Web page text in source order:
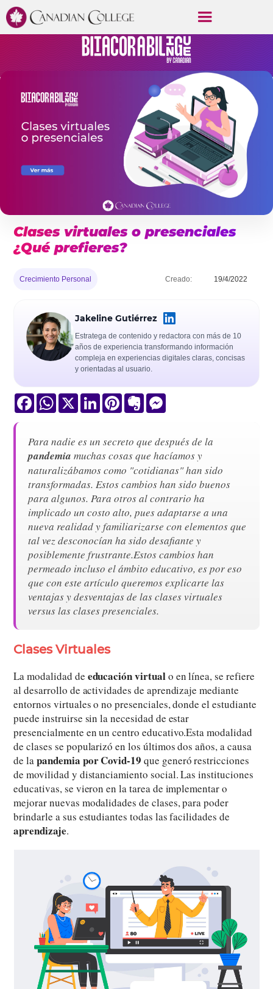
Clases virtuales o presenciales
¿Qué prefieres?
Crecimiento Personal Creado: 19/4/2022
Jakeline Gutiérrez
Estratega de contenido y redactora con más de 10
años de experiencia transformando información
compleja en experiencias digitales claras, concisas
y orientadas al usuario.
FacebookWhatsApp
X LinkedInPinterestEvernote
Para nadie es un secreto que después de la
pandemia muchas cosas que hacíamos y
naturalizábamos como "cotidianas" han sido
transformadas. Estos cambios han sido buenos
para algunos. Para otros al contrario ha
implicado un costo alto, pues adaptarse a una
nueva realidad y familiarizarse con elementos que
tal vez desconocían ha sido desafiante y
posiblemente frustrante.Estos cambios han
permeado incluso el ámbito educativo, es por eso
que con este artículo queremos explicarte las
ventajas y desventajas de las clases virtuales
versus las clases presenciales.
Clases Virtuales
La modalidad de educación virtualo en línea, se refiere
al desarrollo de actividades de aprendizaje mediante
entornos virtuales o no presenciales, donde el estudiante
puede instruirse sin la necesidad de estar
presencialmente en un centro educativo.Esta modalidad
de clases se popularizó en los últimos dos años, a causa
de lapandemia por Covid-19 que generó restricciones
de movilidad y distanciamiento social. Las instituciones
educativas, se vieron en la tarea de implementar o
mejorar nuevas modalidades de clases, para poder
brindarle a sus estudiantes todas las facilidades de
aprendizaje.